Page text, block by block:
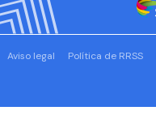
Aviso legal Política de RRSS